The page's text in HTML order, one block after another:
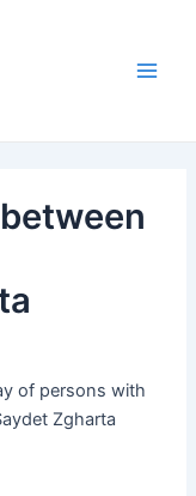
of persons with
Zgharta